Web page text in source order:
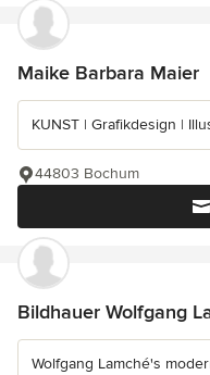
Maike Barbara Maier
KUNST | Grafikdesign |
44803 Bochum
Bildhauer Wolfgang
Wolfgang Lamché's